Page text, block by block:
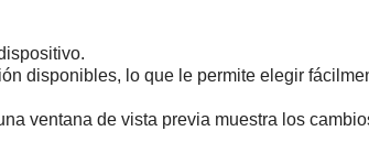
disponibles, lo que le permite elegir
ventana de vista previa muestra los